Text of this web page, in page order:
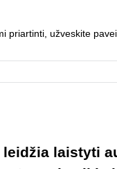
priartinti, užveskite
laistyti